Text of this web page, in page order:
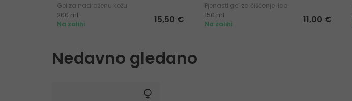
Gel za nadraženu kožu
200 ml
Na zalihi
15,50 €
Pjenasti gel za čišćenje lica
150 ml
Na zalihi
11,00 €
Nedavno gledano